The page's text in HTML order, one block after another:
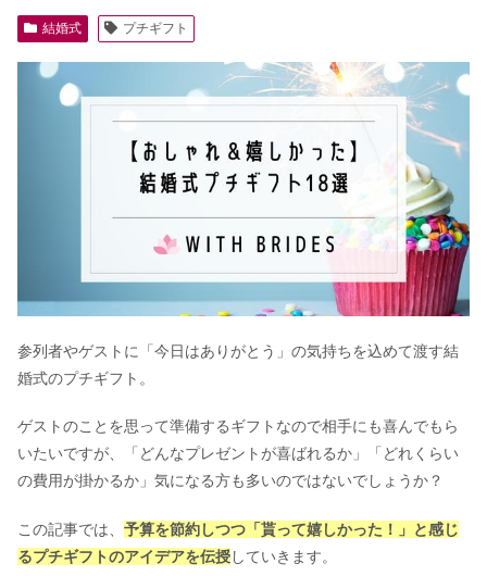
結婚式 プチギフト
参列者やゲストに「今日はありがとう」の気持ちを込めて渡す結
婚式のプチギフト。
ゲストのことを思って準備するギフトなので相手にも喜んでもら
いたいですが、「どんなプレゼントが喜ばれるか」「どれくらい
の費用が掛かるか」気になる方も多いのではないでしょうか？
この記事では、 予算を節約しつつ「貰って嬉しかった！」と感じ
るプチギフトのアイデアを伝授していきます。